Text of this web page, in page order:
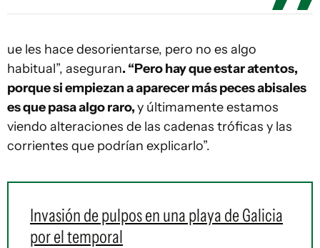
ue les hace desorientarse, pero no es algo
habitual”, aseguran. “Pero hay que estar atentos,
porque si empiezan a aparecer más peces abisales
es que pasa algo raro,y últimamente estamos
viendo alteraciones de las cadenas tróficas y las
corrientes que podrían explicarlo”.
Invasión de pulpos en una playa de Galicia
por el temporal